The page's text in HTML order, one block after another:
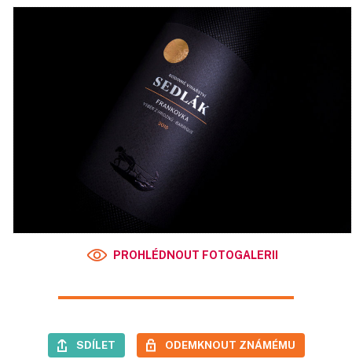
PROHLÉDNOUT FOTOGALERII
SDÍLET ODEMKNOUT ZNÁMÉMU